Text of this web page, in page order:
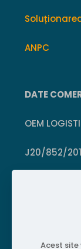
ANPC
DATE
OEM
J20/852/
Crișcior,
Acest